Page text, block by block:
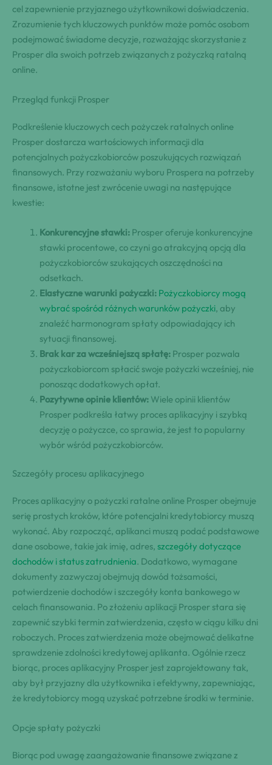
cel zapewnienie przyjaznego użytkownikowi doświadczenia.
Zrozumienie tych kluczowych punktów może pomóc osobom
podejmować świadome decyzje, rozważając skorzystanie z
Prosper dla swoich potrzeb związanych z pożyczką ratalną
online.
Przegląd funkcji Prosper
Podkreślenie kluczowych cech pożyczek ratalnych online
Prosper dostarcza wartościowych informacji dla
potencjalnych pożyczkobiorców poszukujących rozwiązań
finansowych. Przy rozważaniu wyboru Prospera na potrzeby
finansowe, istotne jest zwrócenie uwagi na następujące
kwestie:
Konkurencyjne stawki: Prosper oferuje konkurencyjne
stawki procentowe, co czyni go atrakcyjną opcją dla
pożyczkobiorców szukających oszczędności na
odsetkach.
Elastyczne warunki pożyczki: Pożyczkobiorcy mogą
wybrać spośród różnych warunków pożyczki, aby
znaleźć harmonogram spłaty odpowiadający ich
sytuacji finansowej.
Brak kar za wcześniejszą spłatę: Prosper pozwala
pożyczkobiorcom spłacić swoje pożyczki wcześniej, nie
ponosząc dodatkowych opłat.
Pozytywne opinie klientów: Wiele opinii klientów
Prosper podkreśla łatwy proces aplikacyjny i szybką
decyzję o pożyczce, co sprawia, że jest to popularny
wybór wśród pożyczkobiorców.
Szczegóły procesu aplikacyjnego
Proces aplikacyjny o pożyczki ratalne online Prosper obejmuje
serię prostych kroków, które potencjalni kredytobiorcy muszą
wykonać. Aby rozpocząć, aplikanci muszą podać podstawowe
dane osobowe, takie jak imię, adres, szczegóły dotyczące
dochodów i status zatrudnienia. Dodatkowo, wymagane
dokumenty zazwyczaj obejmują dowód tożsamości,
potwierdzenie dochodów i szczegóły konta bankowego w
celach finansowania. Po złożeniu aplikacji Prosper stara się
zapewnić szybki termin zatwierdzenia, często w ciągu kilku dni
roboczych. Proces zatwierdzenia może obejmować delikatne
sprawdzenie zdolności kredytowej aplikanta. Ogólnie rzecz
biorąc, proces aplikacyjny Prosper jest zaprojektowany tak,
aby był przyjazny dla użytkownika i efektywny, zapewniając,
że kredytobiorcy mogą uzyskać potrzebne środki w terminie.
Opcje spłaty pożyczki
Biorąc pod uwagę zaangażowanie finansowe związane z